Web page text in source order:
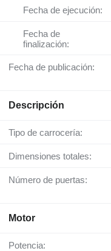
Fecha de ejecución:
Fecha de
finalización:
Fecha de publicación:
Descripción
Tipo de carrocería:
Dimensiones totales:
Número de puertas:
Motor
Potencia: